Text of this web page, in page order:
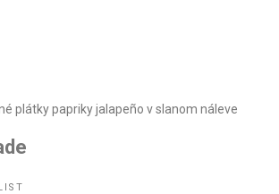
plátky papriky jalapeño v slanom náleve